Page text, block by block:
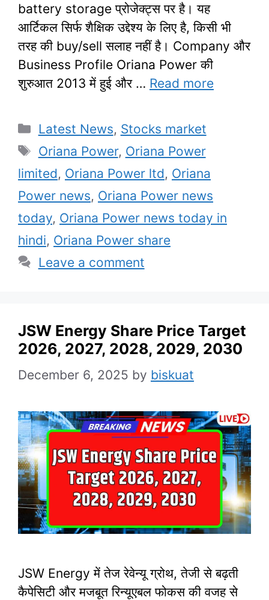
battery storage प्रोजेक्ट्स पर है। यह
आर्टिकल सिर्फ शैक्षिक उद्देश्य के लिए है, किसी भी
तरह की buy/sell सलाह नहीं है।​ Company और
Business Profile Oriana Power की
शुरुआत 2013 में हुई और … Read more
Categories
Latest News, Stocks market
Tags
Oriana Power, Oriana Power
limited, Oriana Power ltd, Oriana
Power news, Oriana Power news
today, Oriana Power news today in
hindi, Oriana Power share
Leave a comment
JSW Energy Share Price Target
2026, 2027, 2028, 2029, 2030
December 6, 2025 by biskuat
JSW Energy में तेज रेवेन्यू ग्रोथ, तेजी से बढ़ती
कैपेसिटी और मजबूत रिन्यूएबल फोकस की वजह से